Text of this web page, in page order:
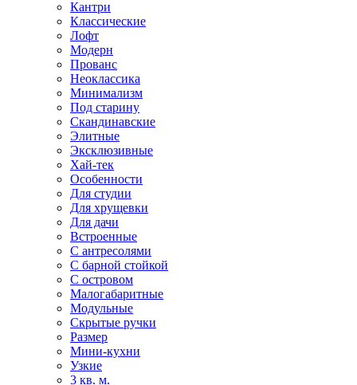
Кантри
Классические
Лофт
Модерн
Прованс
Неоклассика
Минимализм
Под старину
Скандинавские
Элитные
Эксклюзивные
Хай-тек
Особенности
Для студии
Для хрущевки
Для дачи
Встроенные
С антресолями
С барной стойкой
С островом
Малогабаритные
Модульные
Скрытые ручки
Размер
Мини-кухни
Узкие
3 кв. м.